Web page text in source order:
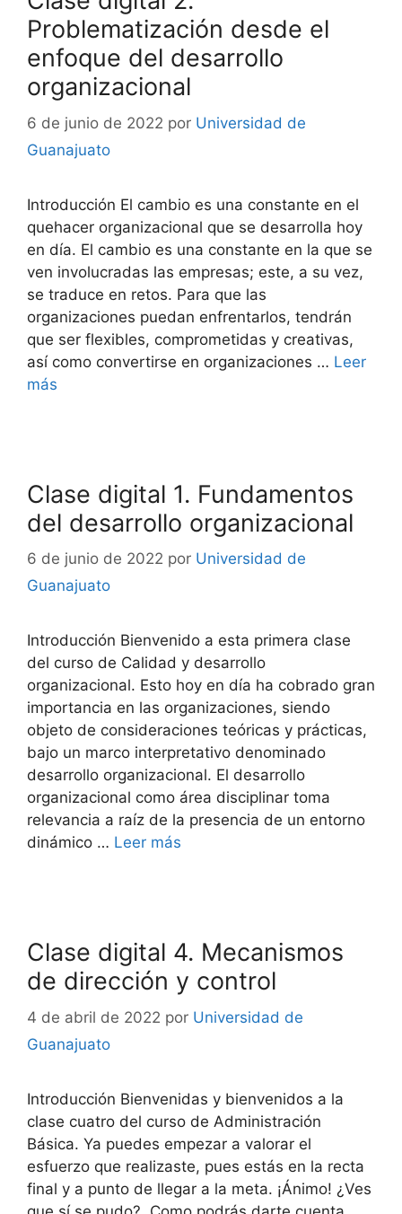
Problematización desde el
enfoque del desarrollo
organizacional
6 de junio de 2022 por Universidad de
Guanajuato
Introducción El cambio es una constante en el
quehacer organizacional que se desarrolla hoy
en día. El cambio es una constante en la que se
ven involucradas las empresas; este, a su vez,
se traduce en retos. Para que las
organizaciones puedan enfrentarlos, tendrán
que ser flexibles, comprometidas y creativas,
así como convertirse en organizaciones … Leer
más
Clase digital 1. Fundamentos
del desarrollo organizacional
6 de junio de 2022 por Universidad de
Guanajuato
Introducción Bienvenido a esta primera clase
del curso de Calidad y desarrollo
organizacional. Esto hoy en día ha cobrado gran
importancia en las organizaciones, siendo
objeto de consideraciones teóricas y prácticas,
bajo un marco interpretativo denominado
desarrollo organizacional. El desarrollo
organizacional como área disciplinar toma
relevancia a raíz de la presencia de un entorno
dinámico … Leer más
Clase digital 4. Mecanismos
de dirección y control
4 de abril de 2022 por Universidad de
Guanajuato
Introducción Bienvenidas y bienvenidos a la
clase cuatro del curso de Administración
Básica. Ya puedes empezar a valorar el
esfuerzo que realizaste, pues estás en la recta
final y a punto de llegar a la meta. ¡Ánimo! ¿Ves